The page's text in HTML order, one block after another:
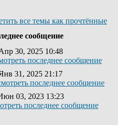
все темы как прочтённые
сообщение
30, 2025 10:48
31, 2025 21:17
03, 2023 13:23